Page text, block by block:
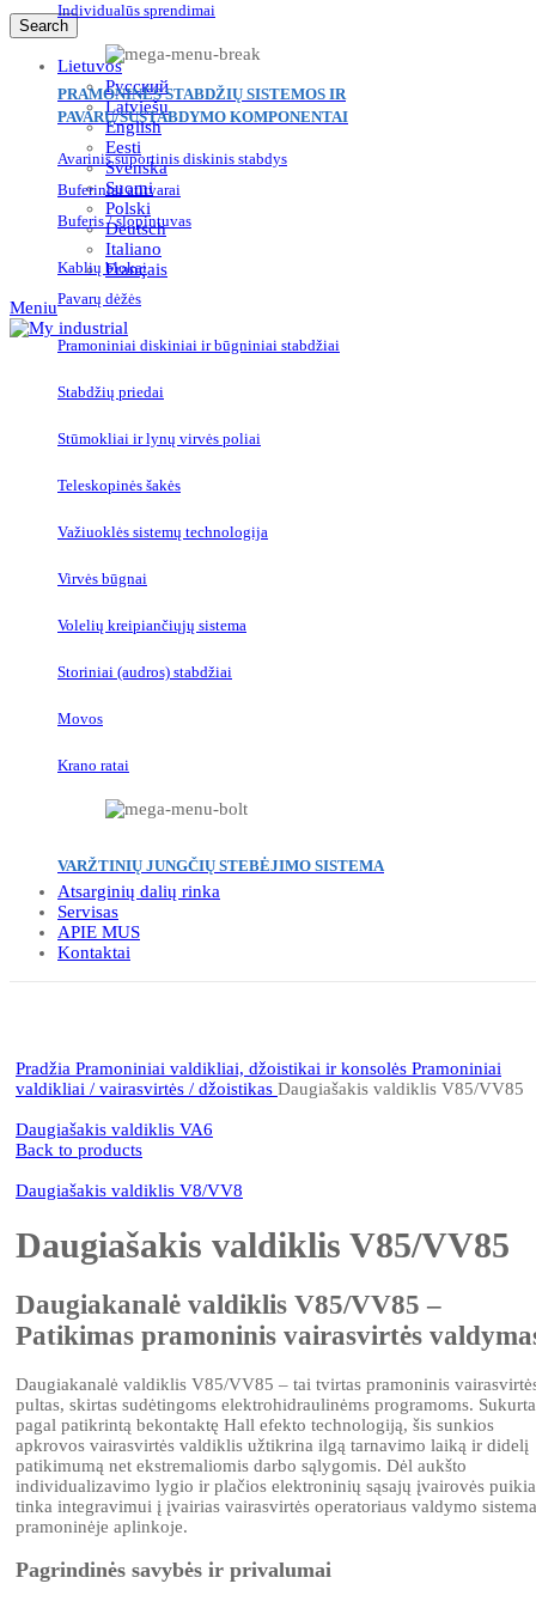
Search
Lietuvos
Русский
Latviešu
English
Eesti
Svenska
Suomi
Polski
Deutsch
Italiano
Français
Meniu
Individualūs sprendimai
PRAMONINĖS STABDŽIŲ SISTEMOS IR
PAVARŲ/SUSTABDYMO KOMPONENTAI
Avarinis suportinis diskinis stabdys
Buferiniai atitvarai
Buferis / slopintuvas
Kablių blokai
Pavarų dėžės
Pramoniniai diskiniai ir būgniniai stabdžiai
Stabdžių priedai
Stūmokliai ir lynų virvės poliai
Teleskopinės šakės
Važiuoklės sistemų technologija
Virvės būgnai
Volelių kreipiančiųjų sistema
Storiniai (audros) stabdžiai
Movos
Krano ratai
VARŽTINIŲ JUNGČIŲ STEBĖJIMO SISTEMA
Atsarginių dalių rinka
Servisas
APIE MUS
Kontaktai
Pradžia Pramoniniai valdikliai, džoistikai ir konsolės Pramoniniai
valdikliai / vairasvirtės / džoistikas Daugiašakis valdiklis V85/VV85
Daugiašakis valdiklis VA6
Back to products
Daugiašakis valdiklis V8/VV8
Daugiašakis valdiklis V85/VV85
Daugiakanalė valdiklis V85/VV85 –
Patikimas pramoninis vairasvirtės
Daugiakanalė valdiklis V85/VV85 – tai tvirtas pramoninis
pultas, skirtas sudėtingoms elektrohidraulinėms programoms.
pagal patikrintą bekontaktę Hall efekto technologiją, šis sunkios
apkrovos vairasvirtės valdiklis užtikrina ilgą tarnavimo laiką ir didelį
patikimumą net ekstremaliomis darbo sąlygomis. Dėl aukšto
individualizavimo lygio ir plačios elektroninių sąsajų įvairovės
tinka integravimui į įvairias vairasvirtės operatoriaus valdymo
pramoninėje aplinkoje.
Pagrindinės savybės ir privalumai